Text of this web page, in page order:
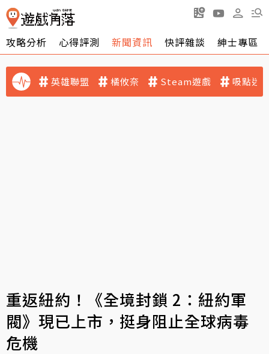
攻略分析 心得評測 新聞資訊 快評雜談 紳士專區
英雄聯盟 橘攸奈 Steam遊戲 吸點迷
重返紐約！《全境封鎖 2：紐約軍
閥》現已上市，挺身阻止全球病毒
危機